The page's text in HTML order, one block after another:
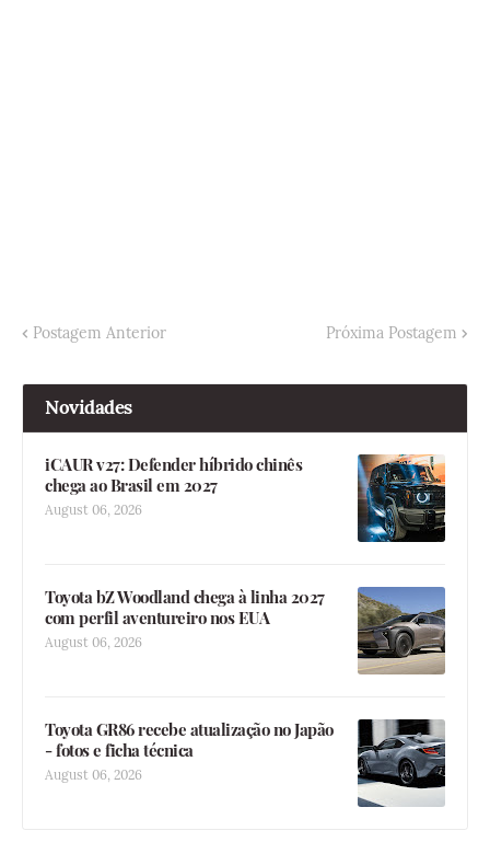
Postagem Anterior Próxima Postagem
Novidades
iCAUR v27: Defender híbrido chinês
chega ao Brasil em 2027
August 06, 2026
Toyota bZ Woodland chega à linha 2027
com perfil aventureiro nos EUA
August 06, 2026
Toyota GR86 recebe atualização no Japão
- fotos e ficha técnica
August 06, 2026